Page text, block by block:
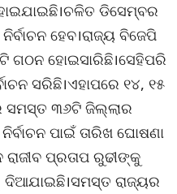
ଡିସେମ୍ବର
ହେବ।ରାଜ୍ୟ ବିଜେପି
ଗଠନ ହୋଇସାରିଛି।ସେହିପରି
ସରିଛି।ଏହାପରେ ୧୪, ୧୫
ସମସ୍ତ ୩୬ଟି ଜିଲ୍ଲାର
ପାଇଁ ତାରିଖ ଘୋଷଣା
ପ୍ରତାପ ରୁଢୀଙ୍କୁ
ଦିଆଯାଇଛି।ସମସ୍ତ ରାଜ୍ୟର